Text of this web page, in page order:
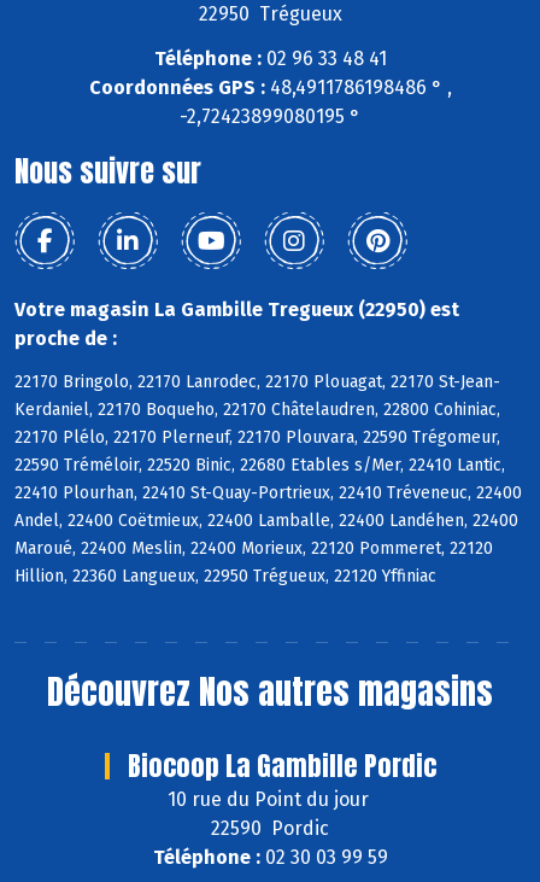
22950 Trégueux
Téléphone :02 96 33 48 41
Coordonnées GPS :48,4911786198486 ° ,
-2,72423899080195 °
Nous suivre sur
Votre magasin La Gambille Tregueux (22950) est
proche de :
22170 Bringolo, 22170 Lanrodec, 22170 Plouagat, 22170 St-Jean-
Kerdaniel, 22170 Boqueho, 22170 Châtelaudren, 22800 Cohiniac,
22170 Plélo, 22170 Plerneuf, 22170 Plouvara, 22590 Trégomeur,
22590 Tréméloir, 22520 Binic, 22680 Etables s/Mer, 22410 Lantic,
22410 Plourhan, 22410 St-Quay-Portrieux, 22410 Tréveneuc, 22400
Andel, 22400 Coëtmieux, 22400 Lamballe, 22400 Landéhen, 22400
Maroué, 22400 Meslin, 22400 Morieux, 22120 Pommeret, 22120
Hillion, 22360 Langueux, 22950 Trégueux, 22120 Yffiniac
Découvrez Nos autres magasins
Biocoop La Gambille Pordic
10 rue du Point du jour
22590 Pordic
Téléphone :02 30 03 99 59